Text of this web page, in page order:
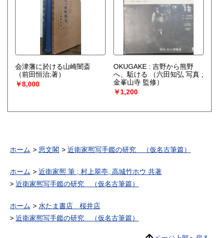
会津藩に於ける山崎闇斎
（前田恒治;著）
￥8,000
OKUGAKE : 吉野から熊野
へ、駈ける
（六田知弘 写真 ;
金峯山寺 監修）
￥1,200
ホーム 思文閣 近衛家熈写手鑑の研究 （仮名古筆篇）
ホーム
近衛家熈 筆 ; 村上翠亭, 高城竹ホウ 共著
近衛家熈写手鑑の研究 （仮名古筆篇）
ホーム
水たま書店 桜井店
近衛家熈写手鑑の研究 （仮名古筆篇）